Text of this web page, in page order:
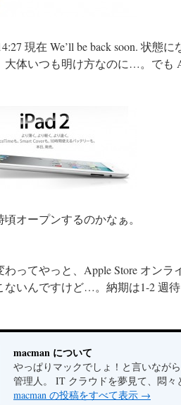
現在 We’ll be back soon. 状態
大体いつも明け方なのに…。でも
頃オープンするのかなぁ。
わってやっと、Apple Store オン
ないんですけど…。納期は1-2 週
macman について
やっぱりマックでしょ！と言いなが
管理人。 IT クラウドを夢見て、悶々
macman の投稿をすべて表示 →